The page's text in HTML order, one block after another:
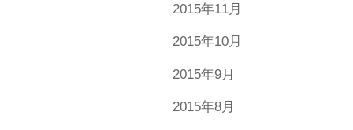
2015年11月
2015年10月
2015年9月
2015年8月